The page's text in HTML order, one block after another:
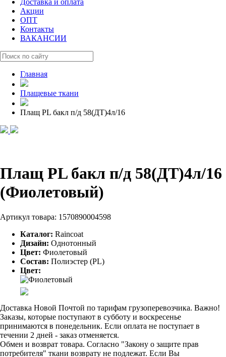
Доставка и оплата
Акции
ОПТ
Контакты
ВАКАНСИИ
Главная
Плащевые ткани
Плащ PL бакл п/д 58(ДТ)4л/16
Плащ PL бакл п/д 58(ДТ)4л/16
(Фиолетовый)
Артикул товара: 1570890004598
Каталог: Raincoat
Дизайн: Однотонный
Цвет: Фиолетовый
Состав: Полиэстер (PL)
Цвет:
Доставка Новой Почтой по тарифам грузоперевозчика. Важно!
Заказы, которые поступают в субботу и воскресенье
принимаются в понедельник. Если оплата не поступает в
течении 2 дней - заказ отменяется.
Обмен и возврат товара. Согласно "Закону о защите прав
потребителя" ткани возврату не подлежат. Если Вы